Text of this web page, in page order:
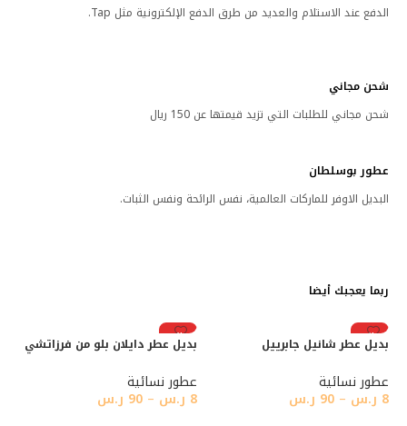
الدفع عند الاستلام والعديد من طرق الدفع الإلكترونية مثل Tap.
شحن مجاني
شحن مجاني للطلبات التي تزيد قيمتها عن 150 ريال
عطور بوسلطان
البديل الاوفر للماركات العالمية، نفس الرائحة ونفس الثبات.
ربما يعجبك أيضا
رائج
بديل عطر شانيل جابرييل
عطور نسائية
8 ر.س –
90 ر.س
رائج
بديل عطر دايلان بلو من فرزاتشي
عطور نسائية
8 ر.س –
90 ر.س